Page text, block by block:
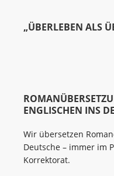
„ÜBERLEBEN ALS
ENGLISCHEN INS
Wir übersetzen
Deutsche – immer im
Korrektorat.